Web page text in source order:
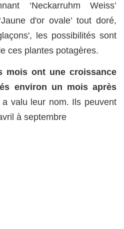
‘Neckarruhm Weiss’
d'or ovale’ tout doré,
les possibilités sont
ces plantes potagères.
mois ont une croissance
environ un mois après
valu leur nom. Ils peuvent
à septembre